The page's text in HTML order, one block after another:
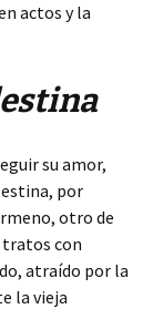
actos y la
su amor,
por
otro de
tratos con
atraído por la
la vieja